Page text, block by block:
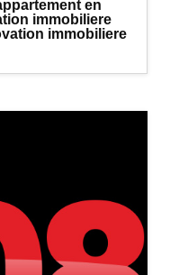
en
immobiliere
immobiliere